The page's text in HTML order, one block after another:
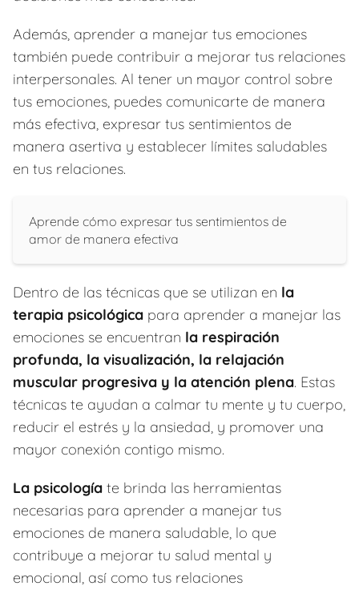
Además, aprender a manejar tus emociones
también puede contribuir a mejorar tus relaciones
interpersonales. Al tener un mayor control sobre
tus emociones, puedes comunicarte de manera
más efectiva, expresar tus sentimientos de
manera asertiva y establecer límites saludables
en tus relaciones.
Aprende cómo expresar tus sentimientos de
amor de manera efectiva
Dentro de las técnicas que se utilizan en la
terapia psicológica para aprender a manejar las
emociones se encuentran la respiración
profunda, la visualización, la relajación
muscular progresiva y la atención plena. Estas
técnicas te ayudan a calmar tu mente y tu cuerpo,
reducir el estrés y la ansiedad, y promover una
mayor conexión contigo mismo.
La psicología te brinda las herramientas
necesarias para aprender a manejar tus
emociones de manera saludable, lo que
contribuye a mejorar tu salud mental y
emocional, así como tus relaciones